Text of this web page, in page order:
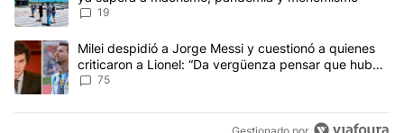
19
Un artículo de tendencia con el título "Milei despidió a Jorge
Milei despidió a Jorge Messi y cuestionó a quienes
criticaron a Lionel: “Da vergüenza pensar que hubo
anti-Messi”
75